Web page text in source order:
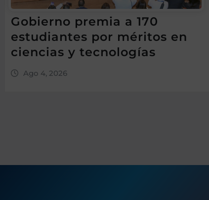
Gobierno premia a 170
estudiantes por méritos en
ciencias y tecnologías
Ago 4, 2026